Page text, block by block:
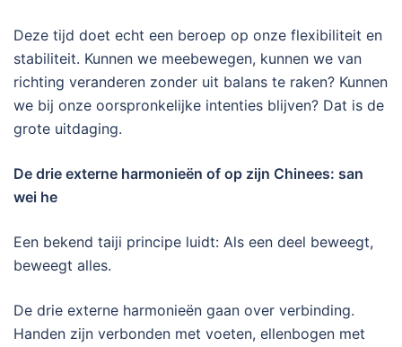
Deze tijd doet echt een beroep op onze flexibiliteit en
stabiliteit. Kunnen we meebewegen, kunnen we van
richting veranderen zonder uit balans te raken? Kunnen
we bij onze oorspronkelijke intenties blijven? Dat is de
grote uitdaging.
De drie externe harmonieën of op zijn Chinees: san
wei he
Een bekend taiji principe luidt: Als een deel beweegt,
beweegt alles.
De drie externe harmonieën gaan over verbinding.
Handen zijn verbonden met voeten, ellenbogen met